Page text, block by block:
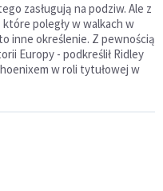
zasługują na podziw. Ale z
poległy w walkach w
inne określenie. Z pewnością
Europy - podkreślił Ridley
w roli tytułowej w